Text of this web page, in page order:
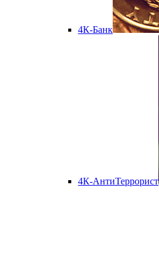
4К-Банк
4К-АнтиТеррорист